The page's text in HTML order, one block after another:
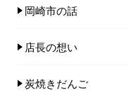
岡崎市の話
店長の想い
炭焼きだんご